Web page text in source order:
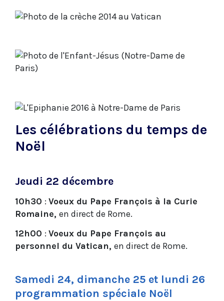
Les célébrations du temps de
Noël
Jeudi 22 décembre
10h30 : Voeux du Pape François à la Curie
Romaine, en direct de Rome.
12h00 : Voeux du Pape François au
personnel du Vatican, en direct de Rome.
Samedi 24, dimanche 25 et lundi 26
programmation spéciale Noël